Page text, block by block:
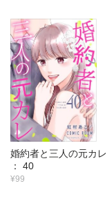
婚約者と三人の元カレ
： 40
¥99